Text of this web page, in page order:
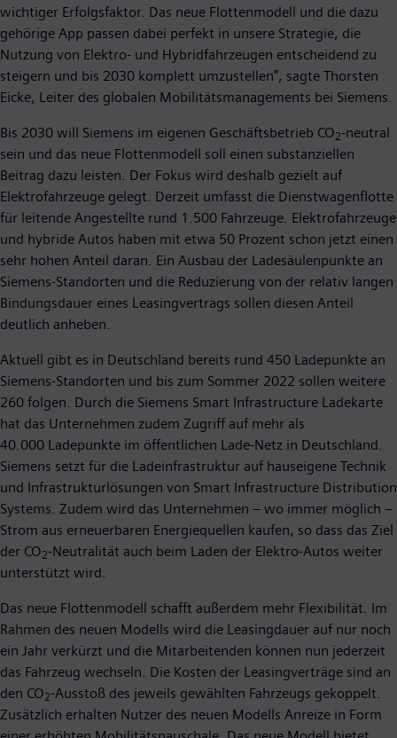
wichtiger Erfolgsfaktor. Das neue Flottenmodell und die dazu
gehörige App passen dabei perfekt in unsere Strategie, die
Nutzung von Elektro- und Hybridfahrzeugen entscheidend zu
steigern und bis 2030 komplett umzustellen”, sagte Thorsten
Eicke, Leiter des globalen Mobilitätsmanagements bei Siemens.
Bis 2030 will Siemens im eigenen Geschäftsbetrieb CO2-neutral
sein und das neue Flottenmodell soll einen substanziellen
Beitrag dazu leisten. Der Fokus wird deshalb gezielt auf
Elektrofahrzeuge gelegt. Derzeit umfasst die Dienstwagenflotte
für leitende Angestellte rund 1.500 Fahrzeuge. Elektrofahrzeuge
und hybride Autos haben mit etwa 50 Prozent schon jetzt einen
sehr hohen Anteil daran. Ein Ausbau der Ladesäulenpunkte an
Siemens-Standorten und die Reduzierung von der relativ langen
Bindungsdauer eines Leasingvertrags sollen diesen Anteil
deutlich anheben.
Aktuell gibt es in Deutschland bereits rund 450 Ladepunkte an
Siemens-Standorten und bis zum Sommer 2022 sollen weitere
260 folgen. Durch die Siemens Smart Infrastructure Ladekarte
hat das Unternehmen zudem Zugriff auf mehr als
40.000 Ladepunkte im öffentlichen Lade-Netz in Deutschland.
Siemens setzt für die Ladeinfrastruktur auf hauseigene Technik
und Infrastrukturlösungen von Smart Infrastructure Distribution
Systems. Zudem wird das Unternehmen – wo immer möglich –
Strom aus erneuerbaren Energiequellen kaufen, so dass das Ziel
der CO2-Neutralität auch beim Laden der Elektro-Autos weiter
unterstützt wird.
Das neue Flottenmodell schafft außerdem mehr Flexibilität. Im
Rahmen des neuen Modells wird die Leasingdauer auf nur noch
ein Jahr verkürzt und die Mitarbeitenden können nun jederzeit
das Fahrzeug wechseln. Die Kosten der Leasingverträge sind an
den CO2-Ausstoß des jeweils gewählten Fahrzeugs gekoppelt.
Zusätzlich erhalten Nutzer des neuen Modells Anreize in Form